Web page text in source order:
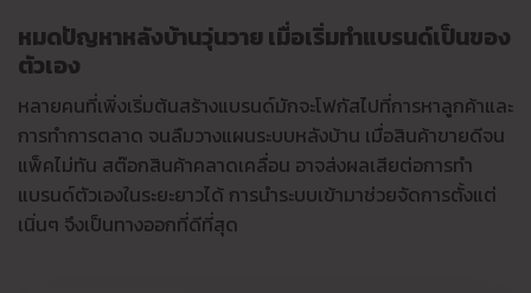
หมดปัญหาหลังบ้านวุ่นวาย เมื่อเริ่มทำแบรนด์เป็นของ
ตัวเอง
หลายคนที่เพิ่งเริ่มต้นสร้างแบรนด์มักจะโฟกัสไปที่การหาลูกค้าและ
การทำการตลาด จนลืมวางแผนระบบหลังบ้าน เมื่อสินค้าขายดีจน
แพ็คไม่ทัน สต๊อกสินค้าคลาดเคลื่อน อาจส่งผลเสียต่อการทำ
แบรนด์ตัวเองในระยะยาวได้ การนำระบบเข้ามาช่วยจัดการตั้งแต่
เนิ่นๆ จึงเป็นทางออกที่ดีที่สุด